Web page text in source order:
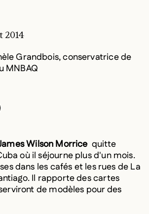
2014
Grandbois, conservatrice de
MNBAQ
DANS LE PRESSE-PAPIERS
PAR COURRIEL
SURSUR
Wilson Morricequitte
où il séjourne plus d'un mois.
dans les cafés et les rues de La
Il rapporte des cartes
de modèles pour des